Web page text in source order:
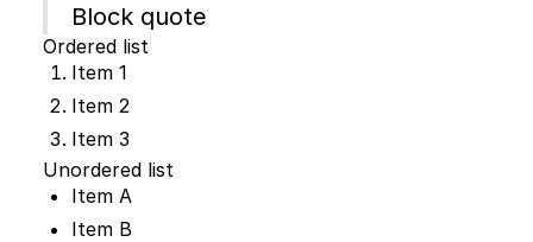
Block quote
Ordered list
Item 1
Item 2
Item 3
Unordered list
Item A
Item B